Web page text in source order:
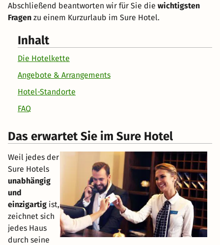
Abschließend beantworten wir für Sie die wichtigsten
Fragen zu einem Kurzurlaub im Sure Hotel.
Inhalt
Die Hotelkette
Angebote & Arrangements
Hotel-Standorte
FAQ
Das erwartet Sie im Sure Hotel
Weil jedes der
Sure Hotels
unabhängig
und
einzigartig ist,
zeichnet sich
jedes Haus
durch seine